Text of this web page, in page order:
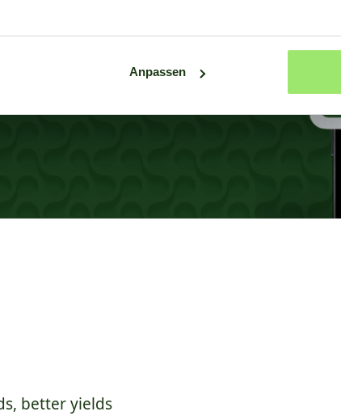
Anpassen
zögern Sie nicht, uns zu
better yields